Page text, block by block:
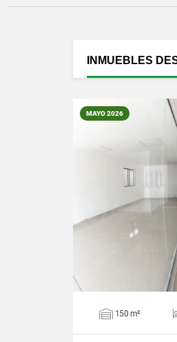
INMUEBLES
MAYO 2026
150 m²